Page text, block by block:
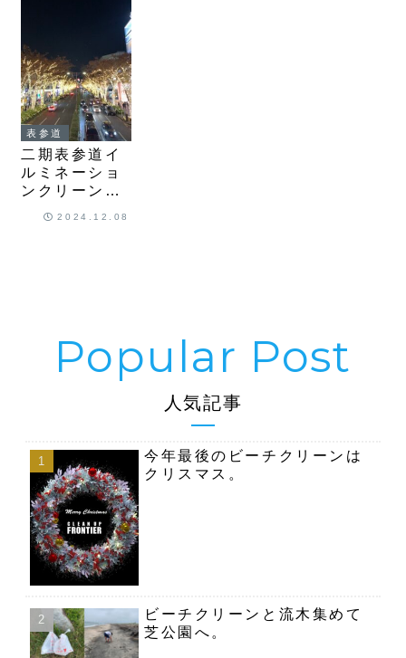
表参道
二期表参道イ
ルミネーショ
ンクリーンナ
2024.12.08
人気記事
今年最後のビーチクリーンは
クリスマス。
ビーチクリーンと流木集めて
芝公園へ。